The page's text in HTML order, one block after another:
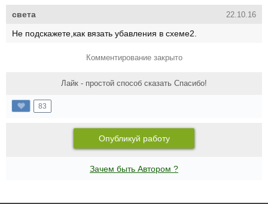
света 22.10.16
Не подскажете,как вязать убавления в схеме2.
Комментирование закрыто
Лайк - простой способ сказать Спасибо!
83
Опубликуй работу
Зачем быть Автором ?